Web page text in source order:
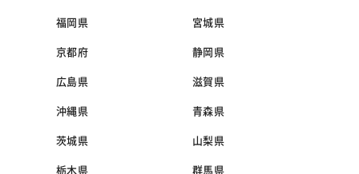
福岡県 宮城県
京都府 静岡県
広島県 滋賀県
沖縄県 青森県
茨城県 山梨県
栃木県 群馬県